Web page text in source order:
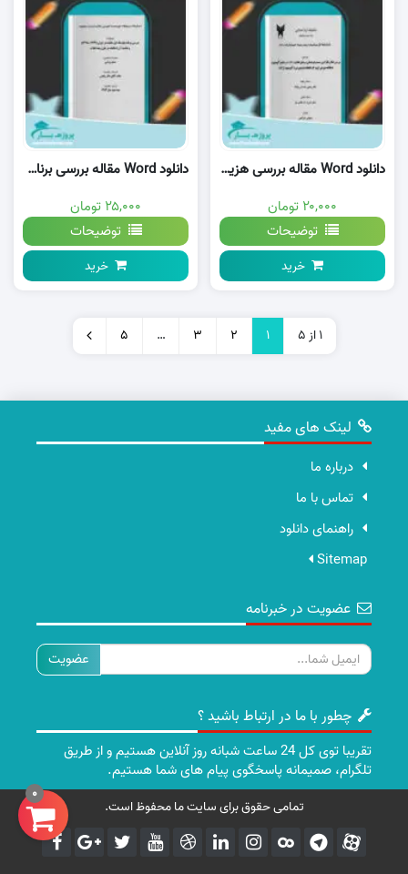
دانلود Word مقاله بررسی هزینه های صنایع آلومینیوم وورد
۲۰,۰۰۰ تومان
توضیحات
خرید
دانلود Word مقاله بررسی برنامه پنج ساله اول ماليات در ايران وورد
۲۵,۰۰۰ تومان
توضیحات
خرید
1 از 5 1
2
3
…
5
لینک های مفید
درباره ما
تماس با ما
راهنمای دانلود
Sitemap
عضویت در خبرنامه
ایمیل
چطور با ما در ارتباط باشید ؟
تقریبا توی کل 24 ساعت شبانه روز آنلاین هستیم و از طریق
تلگرام، صمیمانه پاسخگوی پیام های شما هستیم.
تمامی حقوق برای سایت ما محفوظ است.
0